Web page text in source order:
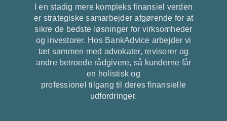
Hvem vi er
Job
Blog
Kontakt
I en stadig mere kompleks finansiel verden
er strategiske samarbejder afgørende for at
sikre de bedste løsninger for virksomheder
og investorer. Hos BankAdvice arbejder vi
tæt sammen med advokater, revisorer og
andre betroede rådgivere, så kunderne får
en holistisk og
professionel tilgang til deres finansielle
udfordringer.